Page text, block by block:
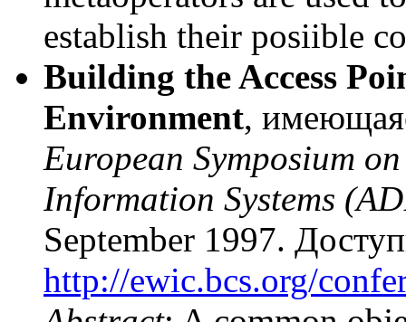
establish their posiible
Building the Access
Environment,
European Symposium
Information Systems
September 1997.
http://ewic.bcs.org/